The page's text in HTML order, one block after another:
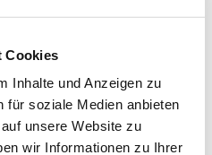
Cookies
Inhalte und Anzeigen zu
für soziale Medien anbieten
unsere Website zu
wir Informationen zu Ihrer
wir Ihnen eine
Therapie bei
Systems an. Bitte